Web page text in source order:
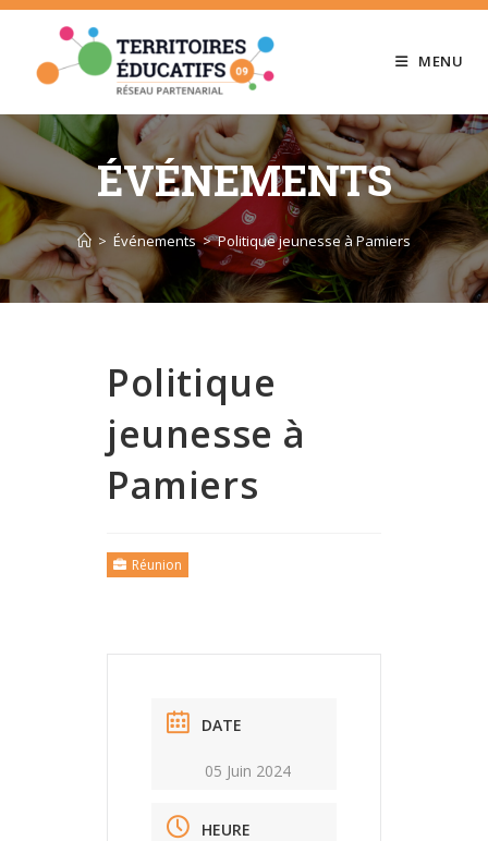
Skip
content
MENU
ÉVÉNEMENTS
> Événements > Politique jeunesse à Pamiers
Politique
jeunesse à
Pamiers
Réunion
DATE
05 Juin 2024
HEURE